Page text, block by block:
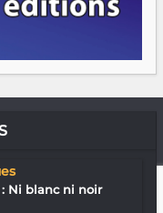
Ni blanc ni noir